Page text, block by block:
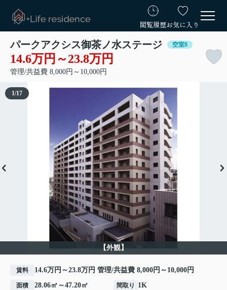
閲覧履歴お気に入り
パークアクシス御茶ノ水ステージ 空室8
14.6万円～23.8万円
管理/共益費 8,000円～10,000円
【外観】
1/17
賃料 14.6万円～23.8万円 管理/共益費 8,000円～10,000円
面積 28.06㎡～47.20㎡ 間取り 1K